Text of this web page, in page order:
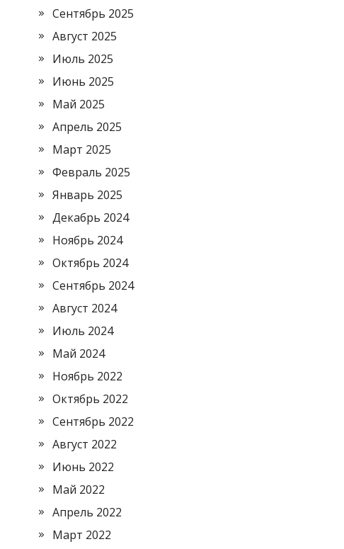
Сентябрь 2025
Август 2025
Июль 2025
Июнь 2025
Май 2025
Апрель 2025
Март 2025
Февраль 2025
Январь 2025
Декабрь 2024
Ноябрь 2024
Октябрь 2024
Сентябрь 2024
Август 2024
Июль 2024
Май 2024
Ноябрь 2022
Октябрь 2022
Сентябрь 2022
Август 2022
Июнь 2022
Май 2022
Апрель 2022
Март 2022